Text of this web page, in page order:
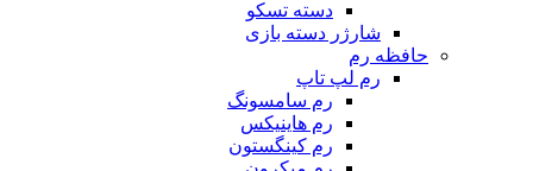
دسته تسکو
شارژر دسته بازی
حافظه رم
رم لپ تاپ
رم سامسونگ
رم هاینیکس
رم کینگستون